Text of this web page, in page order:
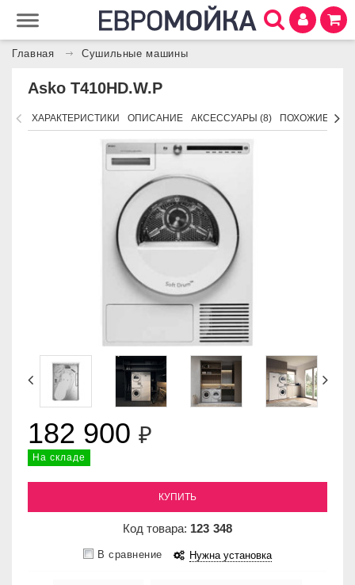
Главная Сушильные машины
Asko T410HD.W.P
ХАРАКТЕРИСТИКИ ОПИСАНИЕ АКСЕССУАРЫ (8) ПОХОЖИЕ
182 900 ₽
На складе
КУПИТЬ
Код товара: 123 348
В сравнение Нужна установка